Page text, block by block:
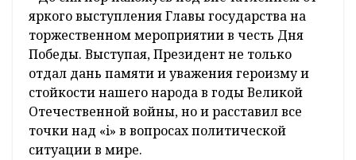
яркого выступления Главы государства на
торжественном мероприятии в честь Дня
Победы. Выступая, Президент не только
отдал дань памяти и уважения героизму и
стойкости нашего народа в годы Великой
Отечественной войны, но и расставил все
точки над «i» в вопросах политической
ситуации в мире.